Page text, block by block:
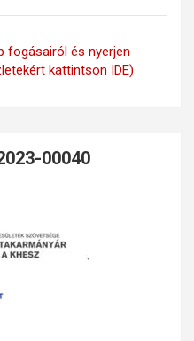
fogásairól és nyerjen
kattintson IDE)
00040